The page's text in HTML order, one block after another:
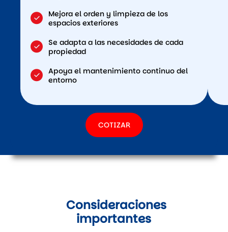
Mejora el orden y limpieza de los
espacios exteriores
Se adapta a las necesidades de cada
propiedad
Apoya el mantenimiento continuo del
entorno
COTIZAR
Consideraciones
importantes